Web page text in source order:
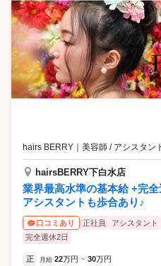
hairs BERRY 美容師 / アシスタン
hairsBERRY下白水店
業界最高水準の基本給 +完
アシスタントも歩合あり♪
口コミあり 正社員 アシスタント
完全週休2日
正 月給 22万円 ~ 30万円